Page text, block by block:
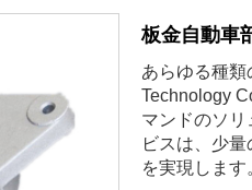
板金自動車
あらゆる種
Technology
マンドのソ
ビスは、少
を実現します